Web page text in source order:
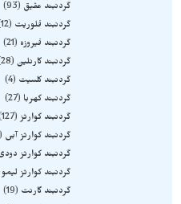
گردنبند عقیق
93
گردنبند فلوریت
12
گردنبند فیروزه
21
گردنبند کارنلین 28
گردنبند کلسیت
4
گردنبند کهربا
27
گردنبند کوارتز 127
گردنبند کوارتز آبی
گردنبند کوارتز
گردنبند کوارتز لیمو
گردنبند گارنت
19